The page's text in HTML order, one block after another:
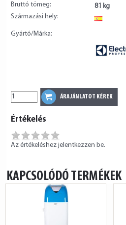
Bruttó tömeg:
81 kg
Származási hely:
Gyártó/Márka:
Értékelés
Az értékeléshez jelentkezzen be.
KAPCSOLÓDÓ TERMÉKEK